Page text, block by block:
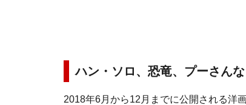
ハン・ソロ、恐竜、プーさん
2018年6月から12月までに公開される洋